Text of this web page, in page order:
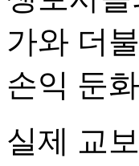
가와 더
손익 둔
실제 교